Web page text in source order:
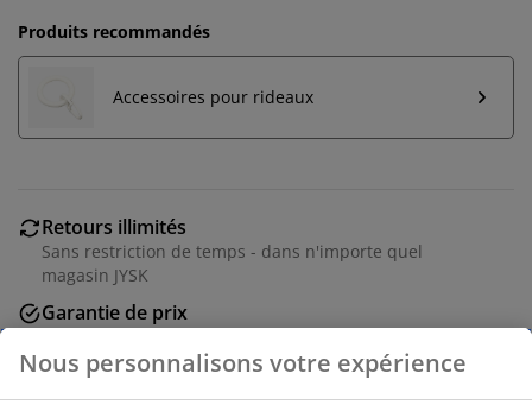
Produits recommandés
Accessoires pour rideaux
Retours illimités
Sans restriction de temps - dans n'importe quel
magasin JYSK
Garantie de prix
Options de livraison flexibles
Livraison rapide et facile
Nous personnalisons votre expérience